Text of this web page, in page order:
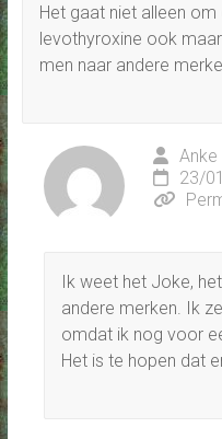
Het gaat niet alleen om
levothyroxine ook
men naar andere
Anke
23/
Ik weet het Joke,
andere merken. Ik
omdat ik nog voor
Het is te hopen dat